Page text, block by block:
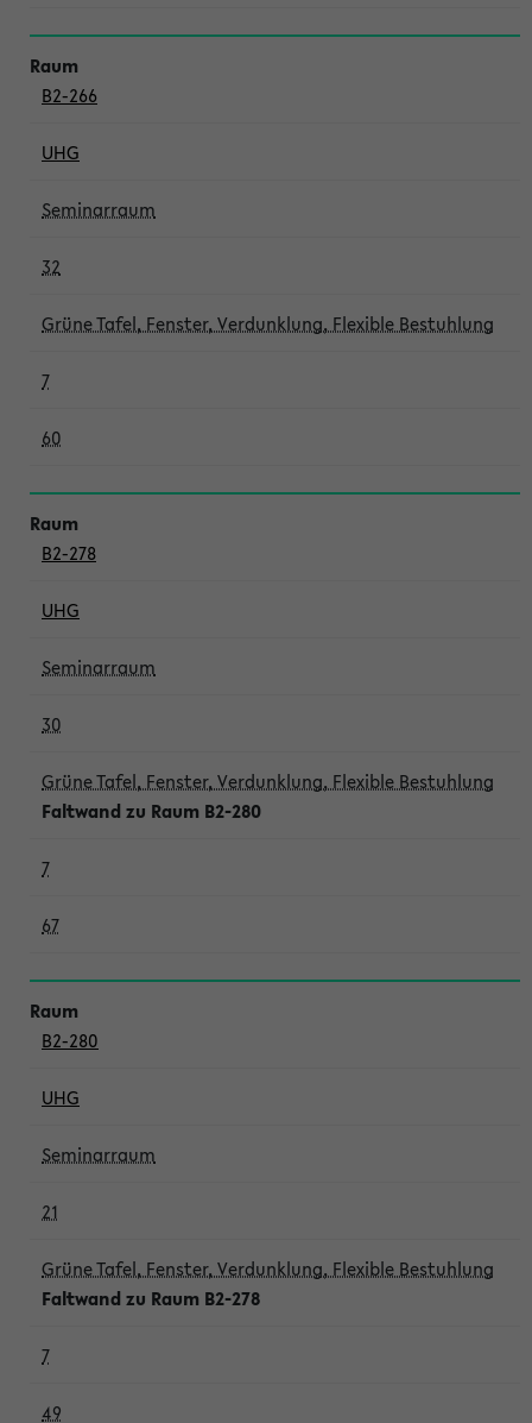
B2-266
UHG
Seminarraum
32
Grüne Tafel, Fenster, Verdunklung, Flexible Bestuhlung
7
60
B2-278
UHG
Seminarraum
30
Grüne Tafel, Fenster, Verdunklung, Flexible Bestuhlung
Faltwand zu Raum B2-280
7
67
B2-280
UHG
Seminarraum
21
Grüne Tafel, Fenster, Verdunklung, Flexible Bestuhlung
Faltwand zu Raum B2-278
7
49